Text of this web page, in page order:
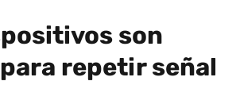
son
repetir señal